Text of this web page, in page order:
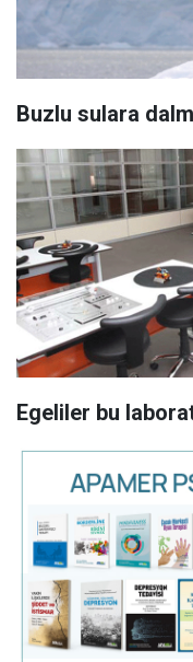
Buzlu sulara
Egeliler bu